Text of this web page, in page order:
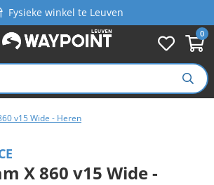
0
Fysieke winkel te Leuven
Persoonlijk advies
verzending in België vanaf €99
v15 Wide - Heren
X 860 v15 Wide -